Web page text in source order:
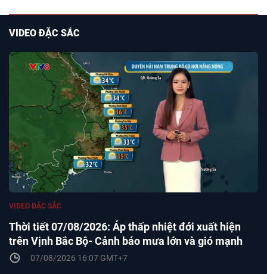
VIDEO ĐẶC SẮC
Thời tiết 07/08/2026: Áp thấp nhiệt đới xuất hiện
trên Vịnh Bắc Bộ- Cảnh báo mưa lớn và gió mạnh
VIDEO ĐẶC SẮC
07/08/2026 16:07 GMT+7